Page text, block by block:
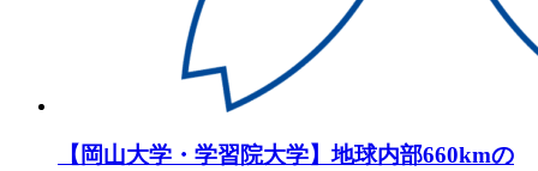
【岡山大学・学習院大学】地球内部660kmの